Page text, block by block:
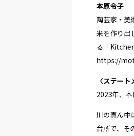
本原令子
陶芸家・美
米を作り出
る「
https://
〈ステート
2023年、
川の真ん中
台所で、そ